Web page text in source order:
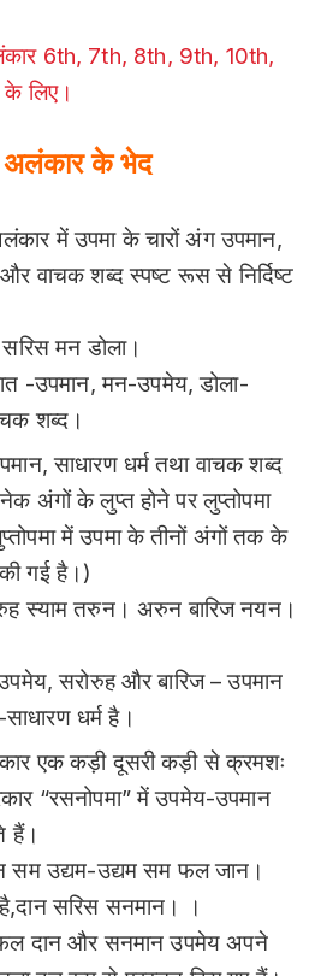
6th, 7th, 8th, 9th, 10th,
लिए।
अलंकार के भेद
में उपमा के चारों अंग उपमान,
वाचक शब्द स्पष्ट रूस से निर्दिष्ट
सरिस मन डोला।
-उपमान, मन-उपमेय, डोला-
शब्द।
साधारण धर्म तथा वाचक शब्द
अंगों के लुप्त होने पर लुप्तोपमा
में उपमा के तीनों अंगों तक के
गई है।)
स्याम तरुन। अरुन बारिज नयन।
सरोरुह और बारिज – उपमान
धर्म है।
एक कड़ी दूसरी कड़ी से क्रमशः
“रसनोपमा” में उपमेय-उपमान
हैं।
सम उद्यम-उद्यम सम फल जान।
सरिस सनमान। ।
दान और सनमान उपमेय अपने